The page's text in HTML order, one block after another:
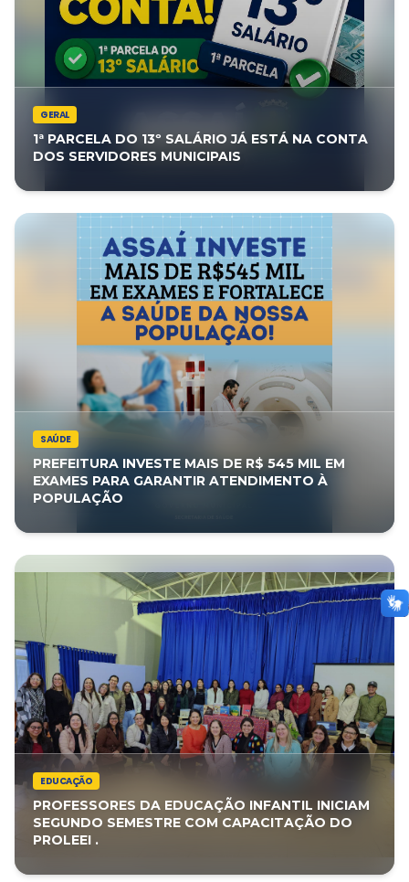
CLIMA AGORA
Chuva
21°C• Umid.87%
GERAL
1ª PARCELA DO 13º SALÁRIO JÁ ESTÁ NA CONTA
DOS SERVIDORES MUNICIPAIS
SAÚDE
PREFEITURA INVESTE MAIS DE R$ 545 MIL EM
EXAMES PARA GARANTIR ATENDIMENTO À
POPULAÇÃO
EDUCAÇÃO
PROFESSORES DA EDUCAÇÃO INFANTIL INICIAM
SEGUNDO SEMESTRE COM CAPACITAÇÃO DO
PROLEEI .